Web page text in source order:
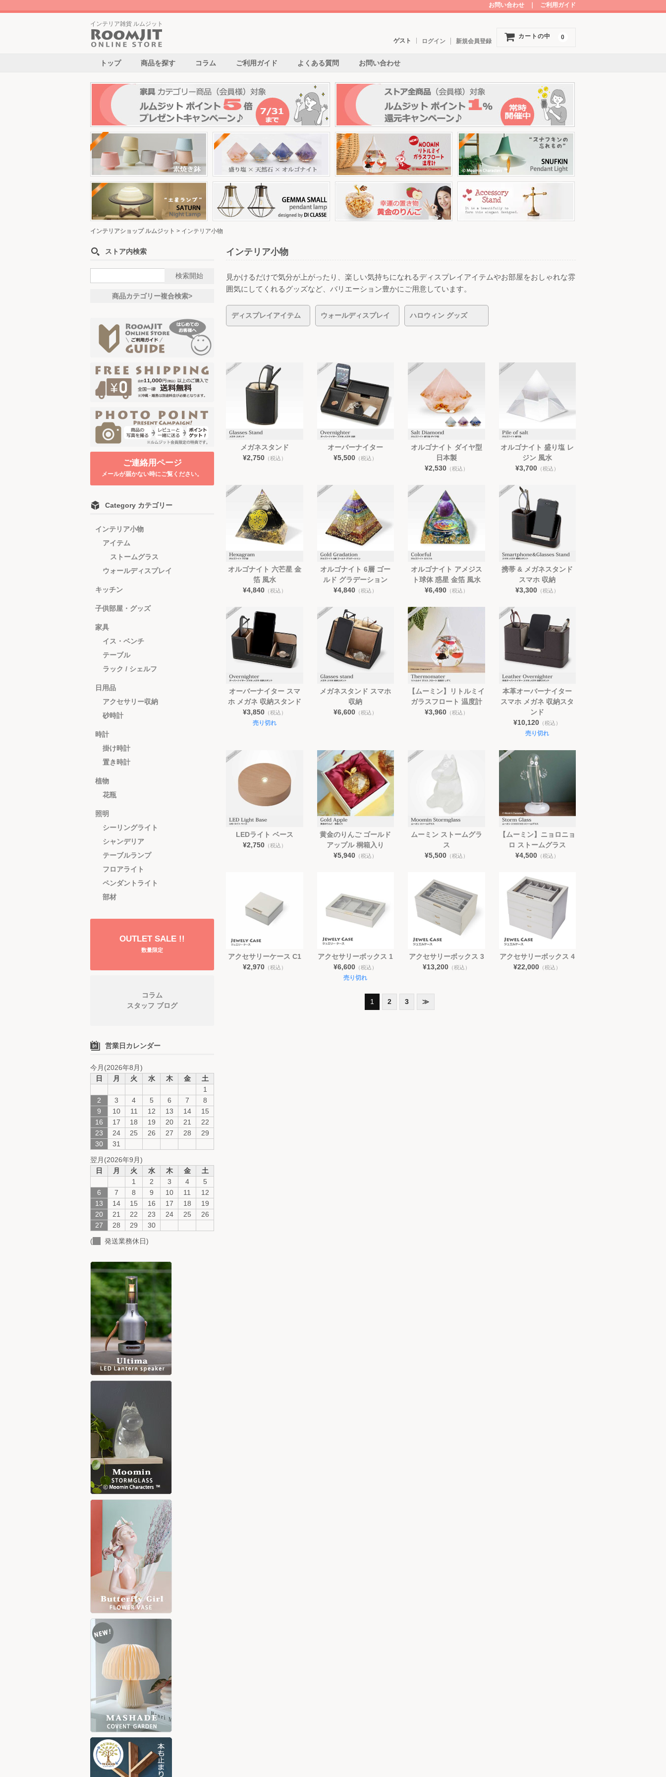
お問い合わせ ご利用ガイド
インテリア雑貨 ルムジット
カートの中 0
ゲスト ログイン 新規会員登録
トップ 商品を探す コラム ご利用ガイド よくある質問 お問い合わせ
インテリアショップ ルムジット > インテリア小物
インテリア小物
見かけるだけで気分が上がったり、楽しい気持ちになれるディスプレイアイテムやお部屋をおしゃれな雰
囲気にしてくれるグッズなど、バリエーション豊かにご用意しています。
ディスプレイアイテム ウォールディスプレイ ハロウィン グッズ
メガネスタンド
¥2,750 （税込）
オーバーナイター
¥5,500 （税込）
オルゴナイト ダイヤ型
日本製
¥2,530（税込）
オルゴナイト 盛り塩 レ
ジン 風水
¥3,700 （税込）
オルゴナイト 六芒星 金
箔 風水
¥4,840 （税込）
オルゴナイト 6層 ゴー
ルド グラデーション
¥4,840 （税込）
オルゴナイト アメジス
ト球体 惑星 金箔 風水
¥6,490（税込）
携帯 & メガネスタンド
スマホ 収納
¥3,300 （税込）
オーバーナイター スマ
ホ メガネ 収納スタンド
¥3,850 （税込）
売り切れ
メガネスタンド スマホ
収納
¥6,600 （税込）
【ムーミン】リトルミイ
ガラスフロート 温度計
¥3,960（税込）
本革オーバーナイター
スマホ メガネ 収納スタ
ンド
¥10,120 （税込）
売り切れ
LEDライト ベース
¥2,750 （税込）
黄金のりんご ゴールド
アップル 桐箱入り
¥5,940 （税込）
ムーミン ストームグラ
ス
¥5,500（税込）
【ムーミン】ニョロニョ
ロ ストームグラス
¥4,500 （税込）
アクセサリーケース C1
¥2,970 （税込）
アクセサリーボックス 1
¥6,600 （税込）
売り切れ
アクセサリーボックス 3
¥13,200（税込）
アクセサリーボックス 4
¥22,000 （税込）
1 2 3 ≫
ストア内検索
商品カテゴリー複合検索>
ご連絡用ページ
メールが届かない時にご覧ください。
Category カテゴリー
インテリア小物
アイテム
ストームグラス
ウォールディスプレイ
キッチン
子供部屋・グッズ
家具
イス・ベンチ
テーブル
ラック / シェルフ
日用品
アクセサリー収納
砂時計
時計
掛け時計
置き時計
植物
花瓶
照明
シーリングライト
シャンデリア
テーブルランプ
フロアライト
ペンダントライト
部材
OUTLET SALE !!
数量限定
コラム
スタッフ ブログ
営業日カレンダー
今月(2026年8月)
日
月 火 水 木 金
土
1
2
3 4 5 6 7
8
9
10 11 12 13 14
15
16
17 18 19 20 21
22
23
24 25 26 27 28
29
30
31
翌月(2026年9月)
日
月 火 水 木 金
土
1
2 3 4
5
6
7 8 9 10 11
12
13
14 15 16 17 18
19
20
21 22 23 24 25
26
27
28 29
30
(
発送業務休日)